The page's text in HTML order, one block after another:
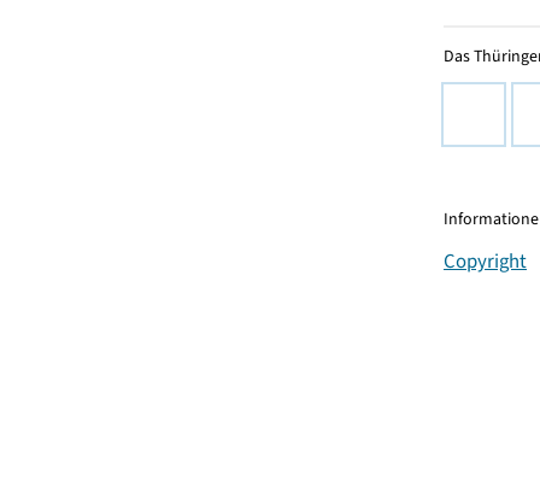
Das
Copyright